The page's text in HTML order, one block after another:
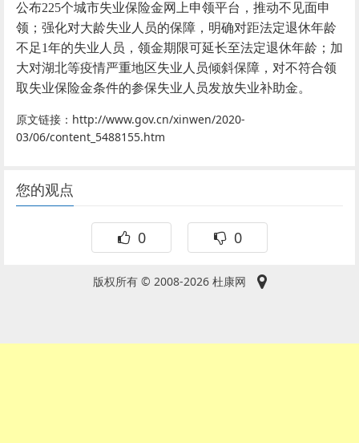
公布225个城市失业保险金网上申领平台，推动不见面申
领；强化对大龄失业人员的保障，明确对距法定退休年龄
不足1年的失业人员，领金期限可延长至法定退休年龄；加
大对湖北等疫情严重地区失业人员倾斜保障，对不符合领
取失业保险金条件的参保失业人员发放失业补助金。
原文链接：http://www.gov.cn/xinwen/2020-
03/06/content_5488155.htm
您的观点
0 0
版权所有 © 2008-2026 杜康网